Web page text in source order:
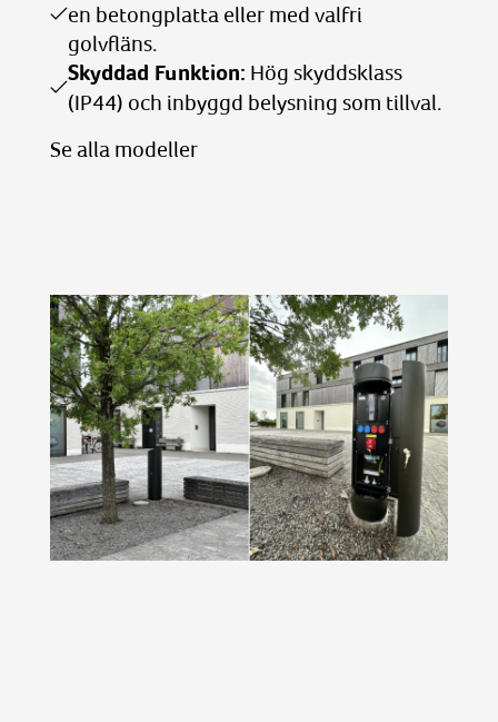
en betongplatta eller med valfri
golvfläns.
Skyddad Funktion: Hög skyddsklass
(IP44) och inbyggd belysning som tillval.
Se alla modeller